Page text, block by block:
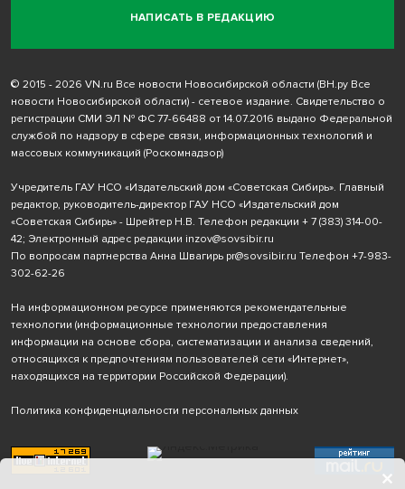
НАПИСАТЬ В РЕДАКЦИЮ
© 2015 - 2026 VN.ru Все новости Новосибирской области (ВН.ру Все
новости Новосибирской области) - сетевое издание. Свидетельство о
регистрации СМИ ЭЛ № ФС 77-66488 от 14.07.2016 выдано Федеральной
службой по надзору в сфере связи, информационных технологий и
массовых коммуникаций (Роскомнадзор)
Учредитель ГАУ НСО «Издательский дом «Советская Сибирь». Главный
редактор, руководитель-директор ГАУ НСО «Издательский дом
«Советская Сибирь» - Шрейтер Н.В. Телефон редакции + 7 (383) 314-00-
42; Электронный адрес редакции inzov@sovsibir.ru
По вопросам партнерства Анна Швагирь pr@sovsibir.ru Телефон +7-983-
302-62-26
На информационном ресурсе применяются рекомендательные
технологии (информационные технологии предоставления
информации на основе сбора, систематизации и анализа сведений,
относящихся к предпочтениям пользователей сети «Интернет»,
находящихся на территории Российской Федерации).
Политика конфиденциальности персональных данных